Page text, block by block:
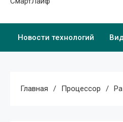
Новости технологий
Главная Процессор